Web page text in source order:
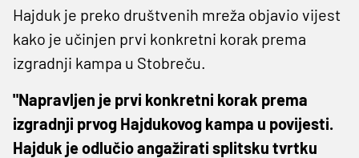
Hajduk je preko društvenih mreža objavio vijest
kako je učinjen prvi konkretni korak prema
izgradnji kampa u Stobreču.
"Napravljen je prvi konkretni korak prema
izgradnji prvog Hajdukovog kampa u povijesti.
Hajduk je odlučio angažirati splitsku tvrtku